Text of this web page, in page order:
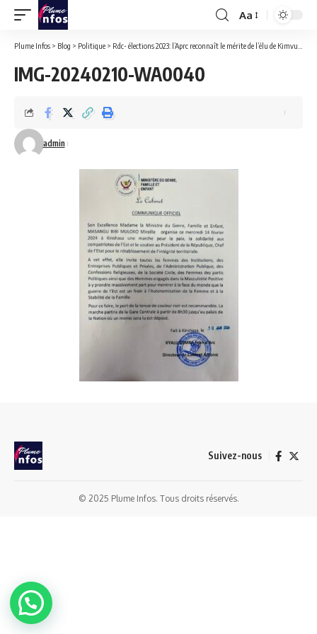
Font
Resizer
Aa
Plume Infos > Blog > Politique > Rdc- élections 2023: l’Aprc reconnaît le mérite de l’élu de Kimvula Jean Simon Mfuti.
IMG-20240210-WA0040
admin
Suivez-nous
© 2025 Plume Infos. Tous droits réservés.